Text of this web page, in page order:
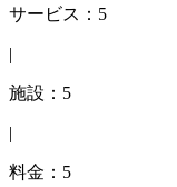
サービス：5
|
施設：5
|
料金：5